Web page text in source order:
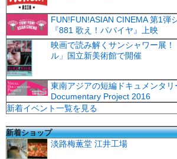
FUN!FUN!ASIAN CINEMA 第1弾
『881 歌え！パパイヤ』上映
映画で読み解くサンシャワー展！
ル」国立新美術館で開催
東南アジアの短編ドキュメンタ
Documentary Project 2016
新着イベント一覧を見る
新着ショップ
淡路梅薫堂 江井工場